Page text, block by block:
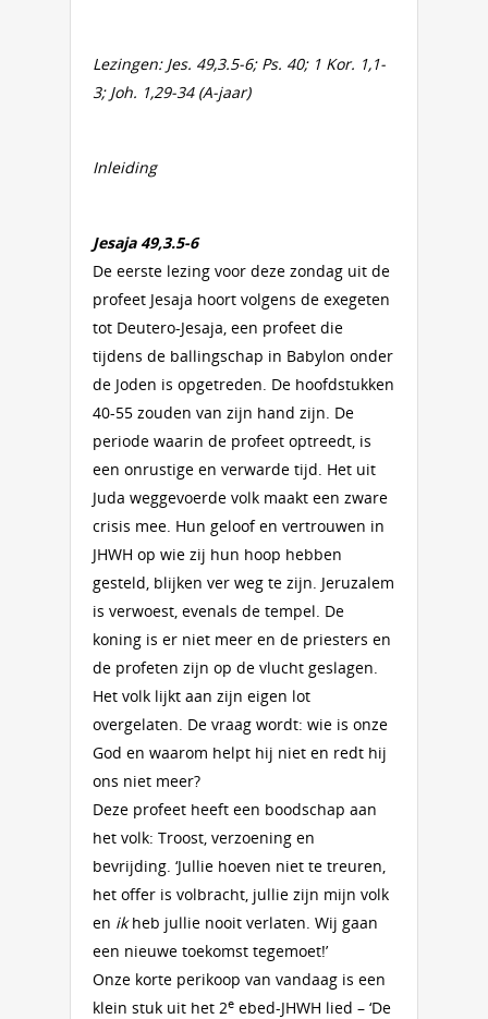
Lezingen: Jes. 49,3.5-6; Ps. 40; 1 Kor. 1,1-
3; Joh. 1,29-34 (A-jaar)
Inleiding
Jesaja 49,3.5-6
De eerste lezing voor deze zondag uit de
profeet Jesaja hoort volgens de exegeten
tot Deutero-Jesaja, een profeet die
tijdens de ballingschap in Babylon onder
de Joden is opgetreden. De hoofdstukken
40-55 zouden van zijn hand zijn. De
periode waarin de profeet optreedt, is
een onrustige en verwarde tijd. Het uit
Juda weggevoerde volk maakt een zware
crisis mee. Hun geloof en vertrouwen in
JHWH op wie zij hun hoop hebben
gesteld, blijken ver weg te zijn. Jeruzalem
is verwoest, evenals de tempel. De
koning is er niet meer en de priesters en
de profeten zijn op de vlucht geslagen.
Het volk lijkt aan zijn eigen lot
overgelaten. De vraag wordt: wie is onze
God en waarom helpt hij niet en redt hij
ons niet meer?
Deze profeet heeft een boodschap aan
het volk: Troost, verzoening en
bevrijding. ‘Jullie hoeven niet te treuren,
het offer is volbracht, jullie zijn mijn volk
en ikheb jullie nooit verlaten. Wij gaan
een nieuwe toekomst tegemoet!’
Onze korte perikoop van vandaag is een
klein stuk uit het 2e ebed-JHWH lied – ‘De